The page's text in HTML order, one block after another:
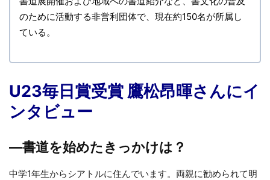
のために活動する非営利団体で、現在約150名が所属し
ている。
U23毎日賞受賞 鷹松昂暉さんにイ
ンタビュー
—書道を始めたきっかけは？
中学1年生からシアトルに住んでいます。両親に勧められて明